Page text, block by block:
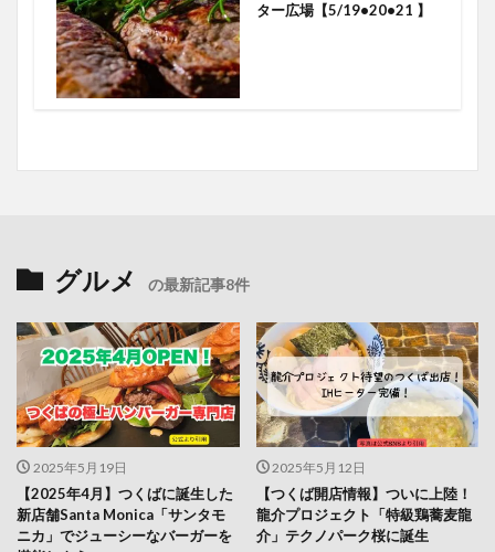
ター広場【5/19•20•21 】
グルメ の最新記事8件
2025年5月19日
【2025年4月】つくばに誕生した
新店舗Santa Monica「サンタモ
ニカ」でジューシーなバーガーを
2025年5月12日
【つくば開店情報】ついに上陸！
龍介プロジェクト「特級鶏蕎麦龍
介」テクノパーク桜に誕生